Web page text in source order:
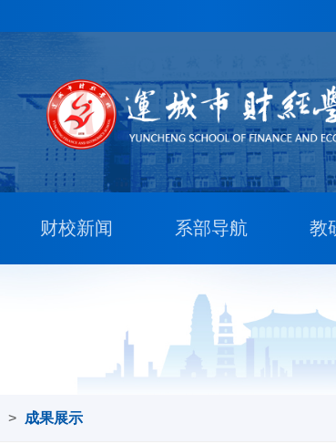
财校新闻 系部导航 教
> 成果展示